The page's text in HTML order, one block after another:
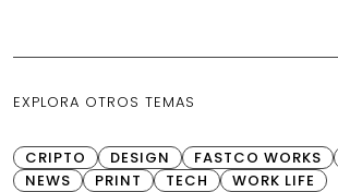
EXPLORA OTROS TEMAS
CRIPTO DESIGN FASTCO WORKS
NEWS
PRINT TECH WORK LIFE